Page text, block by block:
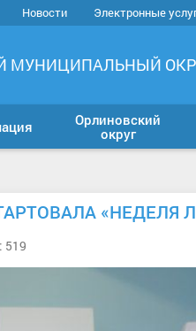
Новости Электронные
МУНИЦИПАЛЬНЫЙ
Орлиновский
округ
«НЕДЕЛЯ
519